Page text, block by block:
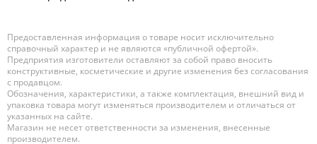
Предоставленная информация о товаре носит исключительно
справочный характер и не являются «публичной офертой».
Предприятия изготовители оставляют за собой право вносить
конструктивные, косметические и другие изменения без согласования
с продавцом.
Обозначения, характеристики, а также комплектация, внешний вид и
упаковка товара могут изменяться производителем и отличаться от
указанных на сайте.
Магазин не несет ответственности за изменения, внесенные
производителем.